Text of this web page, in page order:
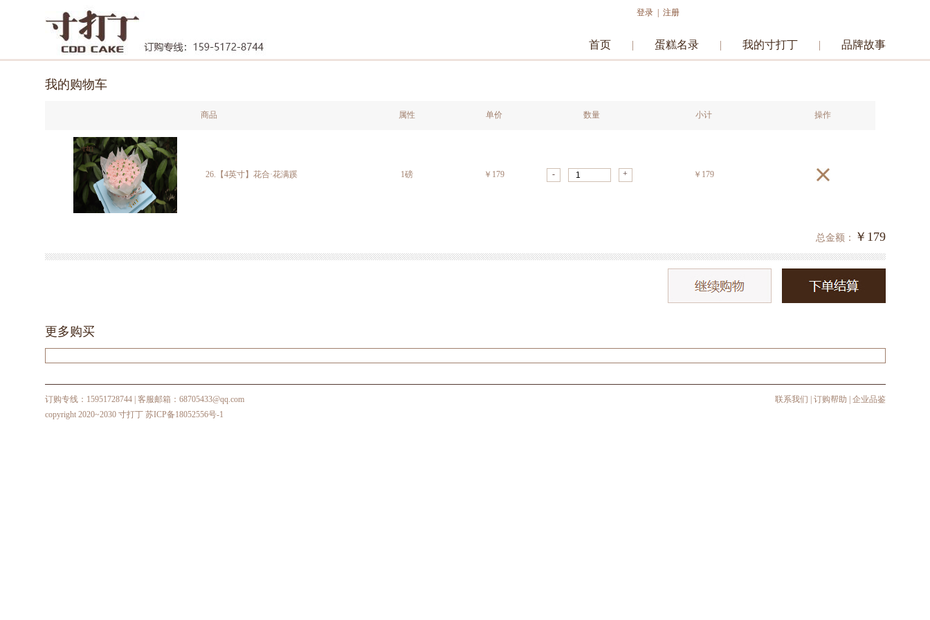
登录| 注册
首页 | 蛋糕名录 | 我的寸打丁 | 品牌故事
我的购物车
商品 属性 单价 数量 小计 操作
26.【4英寸】花合·花满蹊 1磅 ￥179 - + ￥ 179
总金额： ￥ 179
更多购买
订购专线：15951728744 | 客服邮箱：68705433@qq.com
copyright 2020~2030 寸打丁 苏ICP备18052556号-1
联系我们 订购帮助 企业品鉴